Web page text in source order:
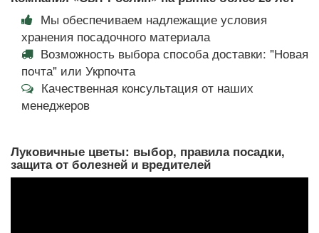
Мы обеспечиваем надлежащие условия
хранения посадочного материала
Возможность выбора способа доставки: "Новая
почта" или Укрпочта
Качественная консультация от наших
менеджеров
Луковичные цветы: выбор, правила посадки,
защита от болезней и вредителей